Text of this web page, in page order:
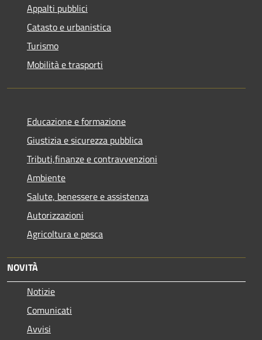
Appalti pubblici
Catasto e urbanistica
Turismo
Mobilità e trasporti
Educazione e formazione
Giustizia e sicurezza pubblica
Tributi,finanze e contravvenzioni
Ambiente
Salute, benessere e assistenza
Autorizzazioni
Agricoltura e pesca
NOVITÀ
Notizie
Comunicati
Avvisi